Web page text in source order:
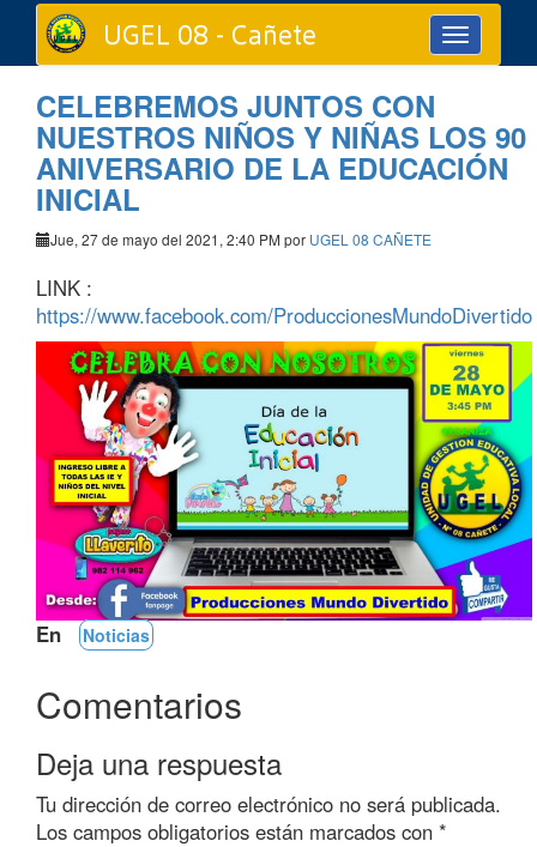
Toggle
navigation
UGEL 08 - Cañete
CELEBREMOS JUNTOS CON
NUESTROS NIÑOS Y NIÑAS LOS 90
ANIVERSARIO DE LA EDUCACIÓN
INICIAL
Jue, 27 de mayo del 2021, 2:40 PM por UGEL 08 CAÑETE
LINK :
https://www.facebook.com/ProduccionesMundoDivertido
En Noticias
Comentarios
Deja una respuesta
Tu dirección de correo electrónico no será publicada.
Los campos obligatorios están marcados con *